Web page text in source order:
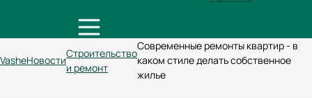
VasheНовости
Строительство
и ремонт
Современные ремонты квартир - в
каком стиле делать собственное
жилье